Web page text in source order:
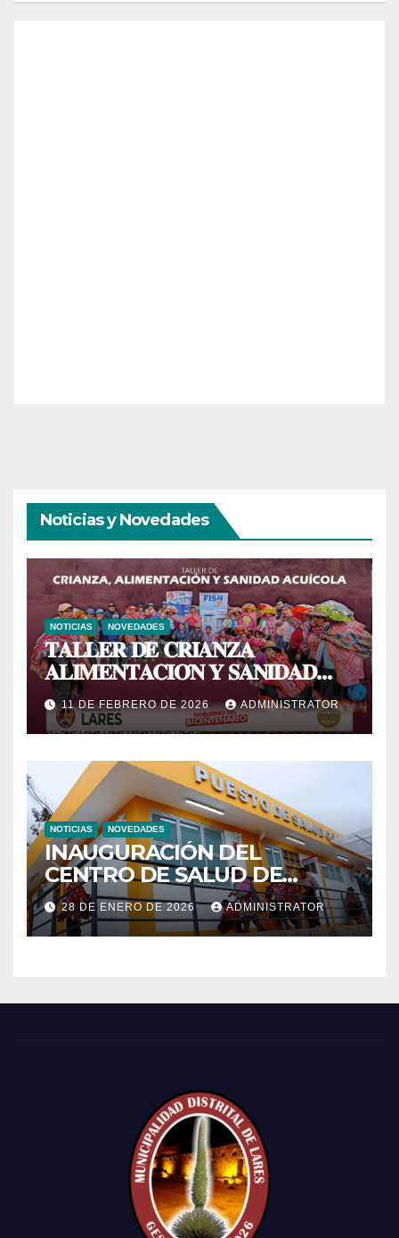
Noticias y Novedades
NOTICIAS NOVEDADES
𝐓𝐀𝐋𝐋𝐄𝐑 𝐃𝐄 𝐂𝐑𝐈𝐀𝐍𝐙𝐀
𝐀𝐋𝐈𝐌𝐄𝐍𝐓𝐀𝐂𝐈𝐎́𝐍 𝐘 𝐒𝐀𝐍𝐈𝐃𝐀𝐃
𝐀𝐂𝐔𝐈́𝐂𝐎𝐋𝐀
11 DE FEBRERO DE 2026 ADMINISTRATOR
NOTICIAS NOVEDADES
INAUGURACIÓN DEL
CENTRO DE SALUD DE
PRIMER NIVEL DEL CENTRO
POBLADO DE CCACHIN
28 DE ENERO DE 2026 ADMINISTRATOR